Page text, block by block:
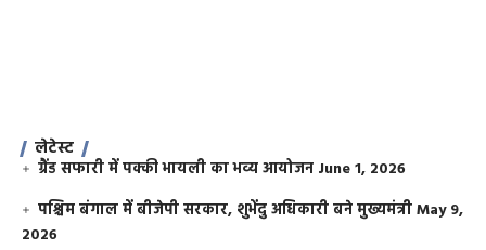
लेटेस्ट
ग्रैंड सफारी में पक्की भायली का भव्य आयोजन June 1, 2026
पश्चिम बंगाल में बीजेपी सरकार, शुभेंदु अधिकारी बने मुख्यमंत्रीMay 9,
2026